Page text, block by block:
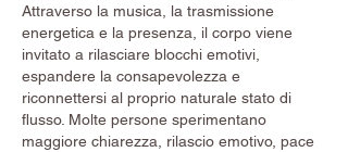
Attraverso la musica, la trasmissione
energetica e la presenza, il corpo viene
invitato a rilasciare blocchi emotivi,
espandere la consapevolezza e
riconnettersi al proprio naturale stato di
flusso. Molte persone sperimentano
maggiore chiarezza, rilascio emotivo, pace